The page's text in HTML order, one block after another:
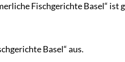
Fischgerichte Basel“ ist
Basel“ aus.